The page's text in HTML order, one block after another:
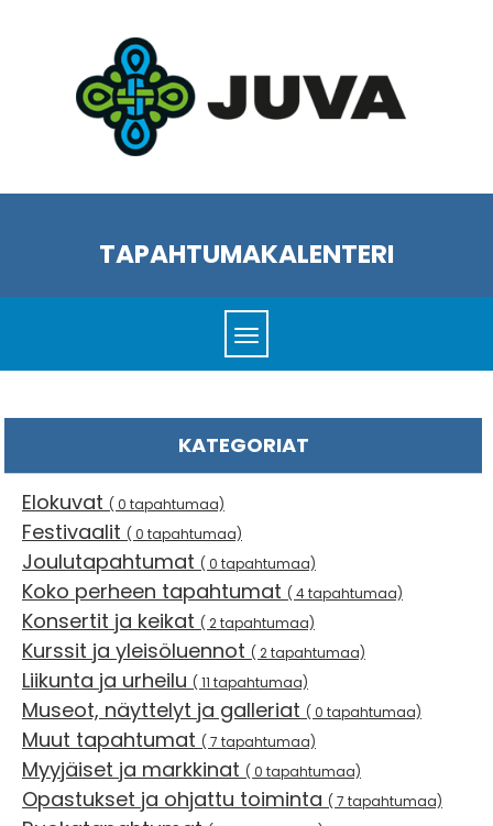
TAPAHTUMAKALENTERI
KATEGORIAT
Elokuvat ( 0 tapahtumaa)
Festivaalit ( 0 tapahtumaa)
Joulutapahtumat ( 0 tapahtumaa)
Koko perheen tapahtumat ( 4 tapahtumaa)
Konsertit ja keikat ( 2 tapahtumaa)
Kurssit ja yleisöluennot ( 2 tapahtumaa)
Liikunta ja urheilu ( 11 tapahtumaa)
Museot, näyttelyt ja galleriat ( 0 tapahtumaa)
Muut tapahtumat ( 7 tapahtumaa)
Myyjäiset ja markkinat ( 0 tapahtumaa)
Opastukset ja ohjattu toiminta ( 7 tapahtumaa)